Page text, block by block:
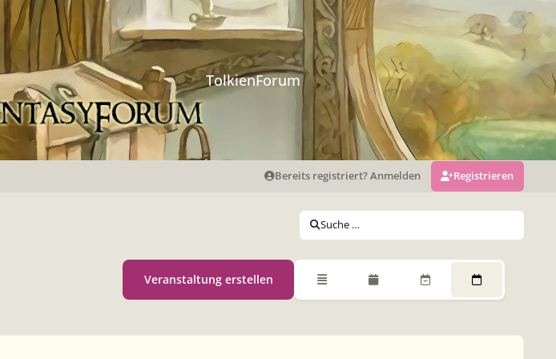
TolkienForum
Bereits registriert? Anmelden Registrieren
Suche …
Veranstaltung erstellen ÜbersichtMonatsansichtWochenansichtTagesansicht